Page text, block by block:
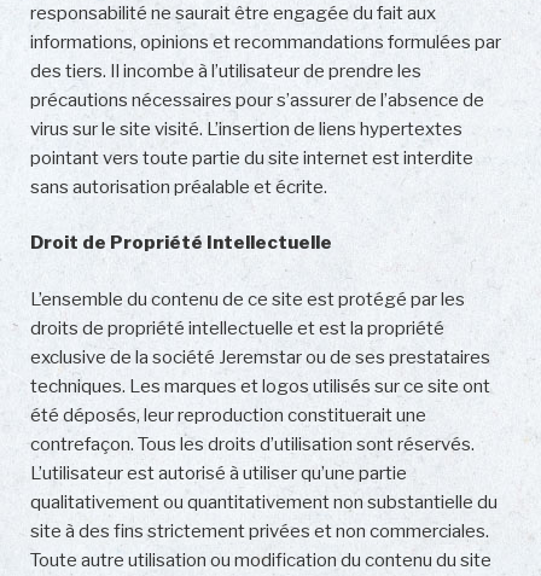
responsabilité ne saurait être engagée du fait aux
informations, opinions et recommandations formulées par
des tiers. Il incombe à l’utilisateur de prendre les
précautions nécessaires pour s’assurer de l’absence de
virus sur le site visité. L’insertion de liens hypertextes
pointant vers toute partie du site internet est interdite
sans autorisation préalable et écrite.
Droit de Propriété Intellectuelle
L’ensemble du contenu de ce site est protégé par les
droits de propriété intellectuelle et est la propriété
exclusive de la société Jeremstar ou de ses prestataires
techniques. Les marques et logos utilisés sur ce site ont
été déposés, leur reproduction constituerait une
contrefaçon. Tous les droits d’utilisation sont réservés.
L’utilisateur est autorisé à utiliser qu’une partie
qualitativement ou quantitativement non substantielle du
site à des fins strictement privées et non commerciales.
Toute autre utilisation ou modification du contenu du site